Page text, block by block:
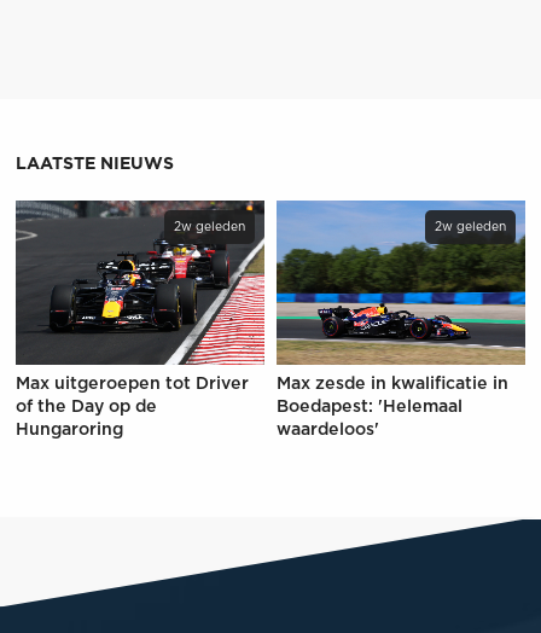
LAATSTE NIEUWS
2w geleden
Max uitgeroepen tot Driver
of the Day op de
Hungaroring
2w geleden
Max zesde in kwalificatie in
Boedapest: 'Helemaal
waardeloos'